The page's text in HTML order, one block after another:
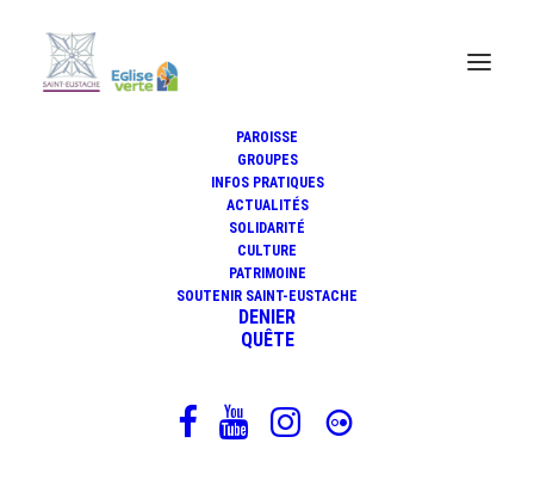
PAROISSE
GROUPES
INFOS PRATIQUES
ACTUALITÉS
SOLIDARITÉ
CULTURE
PATRIMOINE
SOUTENIR SAINT-EUSTACHE
DENIER
QUÊTE
La Toussaint : des vivants qui
vivent vraiment
24 octobre 2024